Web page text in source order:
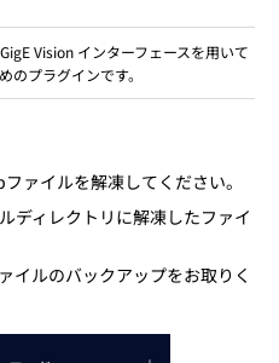
Vision インターフェースを用いて
のプラグインです。
ァイルを解凍してください。
ディレクトリに解凍したファイ
イルのバックアップをお取りく